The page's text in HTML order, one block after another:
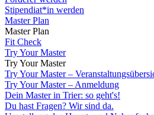
Stipendiat*in werden
Master Plan
Master Plan
Fit Check
Try Your Master
Try Your Master
Try Your Master –
Try Your Master – Anmeldung
Dein Master in Trier: so geht's!
Du hast Fragen? Wir sind da.